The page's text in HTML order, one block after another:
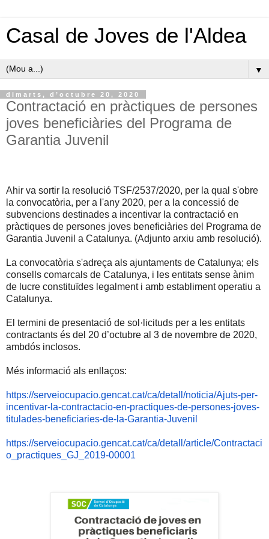
Casal de Joves de l'Aldea
▼
dimarts, d’octubre 20, 2020
Contractació en pràctiques de persones
joves beneficiàries del Programa de
Garantia Juvenil
Ahir va sortir la resolució TSF/2537/2020, per la qual s'obre
la convocatòria, per a l'any 2020, per a la concessió de
subvencions destinades a incentivar la contractació en
pràctiques de persones joves beneficiàries del Programa de
Garantia Juvenil a Catalunya. (Adjunto arxiu amb resolució).
La convocatòria s'adreça als ajuntaments de Catalunya; els
consells comarcals de Catalunya, i les entitats sense ànim
de lucre constituïdes legalment i amb establiment operatiu a
Catalunya.
El termini de presentació de sol·licituds per a les entitats
contractants és del 20 d’octubre al 3 de novembre de 2020,
ambdós inclosos.
Més informació als enllaços:
https://serveiocupacio.gencat.cat/ca/detall/noticia/Ajuts-per-
incentivar-la-contractacio-en-practiques-de-persones-joves-
titulades-beneficiaries-de-la-Garantia-Juvenil
https://serveiocupacio.gencat.cat/ca/detall/article/Contractaci
o_practiques_GJ_2019-00001